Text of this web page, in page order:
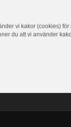
vi kakor (cookies)
du att vi använder